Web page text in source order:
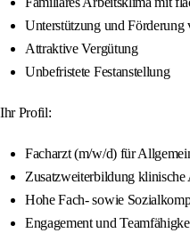
Unterstützung und Förderung
Attraktive Vergütung
Unbefristete Festanstellung
Ihr Profil:
Facharzt (m/w/d) für
Zusatzweiterbildung
Hohe Fach- sowie
Engagement und